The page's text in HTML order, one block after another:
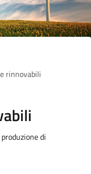
rinnovabili
di